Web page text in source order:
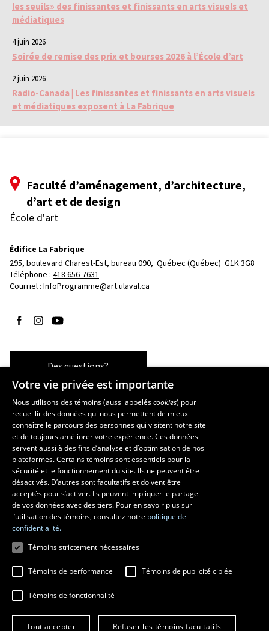
les seuils» des finissantes et finissants en arts visuels et
médiatiques
4 juin 2026
Soirée de remise des prix et bourses 2026 à l’École d’art
2 juin 2026
Radio-Canada | Les finissantes et finissants en arts visuels
et médiatiques exposent à La Fabrique
Faculté d’aménagement, d’architecture,
d’art et de design
École d'art
Édifice La Fabrique
295, boulevard Charest-Est, bureau 090, Québec (Québec)  G1K 3G8
Téléphone : 418 656-7631
Courriel : InfoProgramme@art.ulaval.ca
Suivez-nous sur Facebook
Suivez-nous sur Instagram
Suivez-nous sur YouTube
Des questions?
Les écoles et la recherche
École supérieure d’aménagement du territoire et de développement
régional
École d’architecture
École de design
Centre de recherche en aménagement et développement
© 2026 Université Laval
Tous droits réservés
Conditions générales d'utilisation
Votre vie privée est importante
Nous utilisons des témoins (aussi appeléscookies) pour
recueillir des données qui nous permettent de mieux
connaître le parcours des personnes qui visitent notre site
et de toujours améliorer votre expérience. Ces données
servent aussi à des fins d’analyse et d’optimisation de nos
plateformes. Certains témoins sont essentiels pour la
sécurité et le fonctionnement du site. Ils ne peuvent être
désactivés. D’autres sont facultatifs et doivent être
acceptés pour s’activer. Ils peuvent impliquer le partage
de vos données avec des tiers. Pour en savoir plus sur
l’utilisation des témoins, consultez notre politique de
confidentialité.
Témoins strictement nécessaires
Témoins de performance Témoins de publicité ciblée
Témoins de fonctionnalité
Tout accepter Refuser les témoins facultatifs